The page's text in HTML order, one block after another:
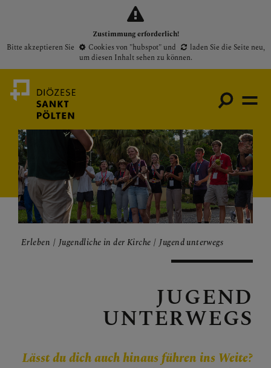
Zustimmung erforderlich!
Bitte akzeptieren Sie
Cookies von "hubspot"und laden Sie die Seite neu,
um diesen Inhalt sehen zu können.
Medienportal
Bischof
Gottesdienste
Erleben Jugendliche in der Kirche Jugend unterwegs
JUGEND
UNTERWEGS
Lässt du dich auch hinaus führen ins Weite?